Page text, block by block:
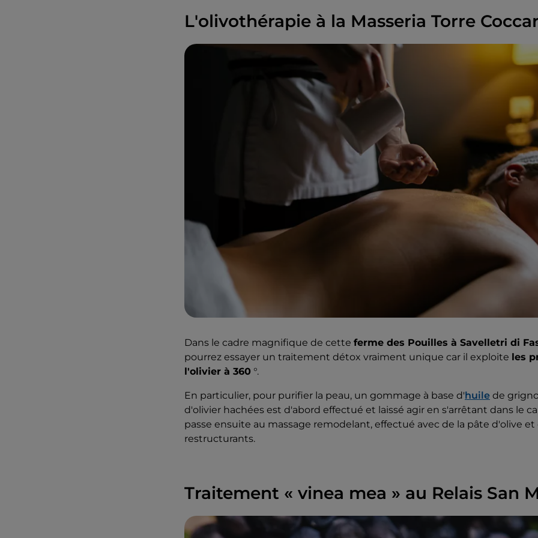
L'olivothérapie à la Masseria Torre
Dans le cadre magnifique de cette ferme des Pouilles à Savelletri di
pourrez essayer un traitement détox vraiment unique car il exploite les
l'olivier à 360 °.
En particulier, pour purifier la peau, un gommage à base d' huile de
d'olivier hachées est d'abord effectué et laissé agir en s'arrêtant dans le
passe ensuite au massage remodelant, effectué avec de la pâte d'olive
restructurants.
Traitement « vinea mea » au Relais San